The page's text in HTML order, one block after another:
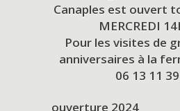
Canaples est ouvert
MERCREDI
Pour les visites de
anniversaires à la
06 13 11
ouverture 2024